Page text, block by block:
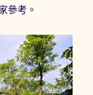
參考。